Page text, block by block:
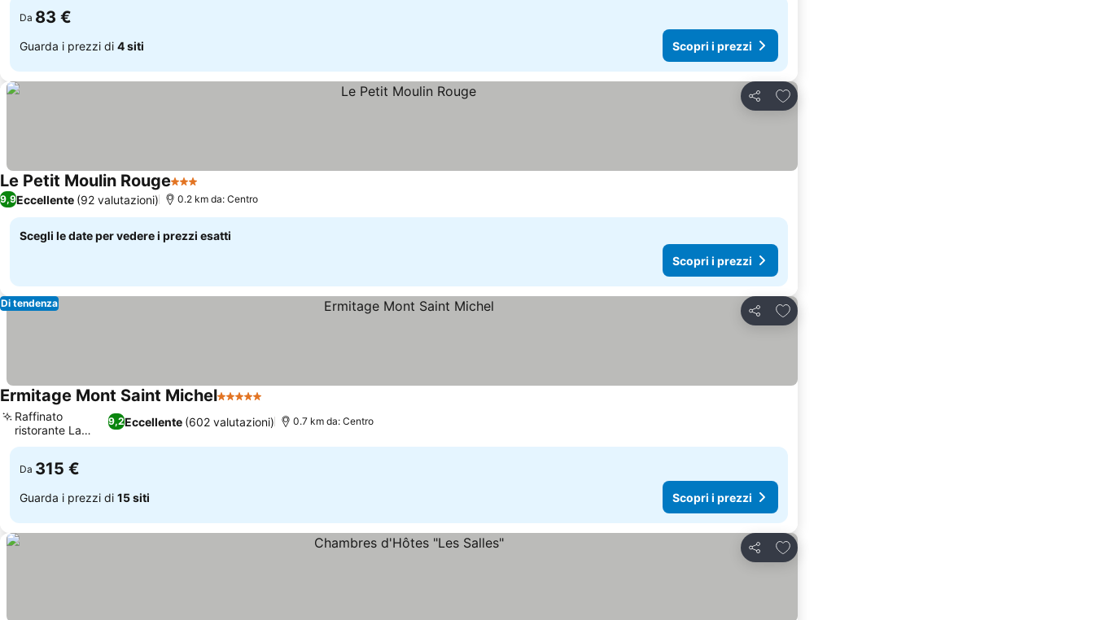
Da 83 €
Guarda i prezzi di 4 siti Scopri i prezzi
Condividi
Aggiungi ai preferiti
Le Petit Moulin Rouge3 Stelle
9,9Eccellente (92 valutazioni) 0.2 km da: Centro
Scegli le date per vedere i prezzi esatti
Scopri i prezzi
Condividi
Aggiungi ai preferiti
Di tendenza
Ermitage Mont Saint Michel5 Stelle
9,2Eccellente (602 valutazioni)
Raffinato
ristorante La
Table
0.7 km da: Centro
Da 315 €
Guarda i prezzi di 15 siti Scopri i prezzi
Condividi
Aggiungi ai preferiti